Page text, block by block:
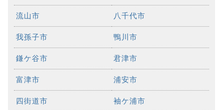
流山市 八千代市
我孫子市 鴨川市
鎌ケ谷市 君津市
富津市 浦安市
四街道市 袖ケ浦市